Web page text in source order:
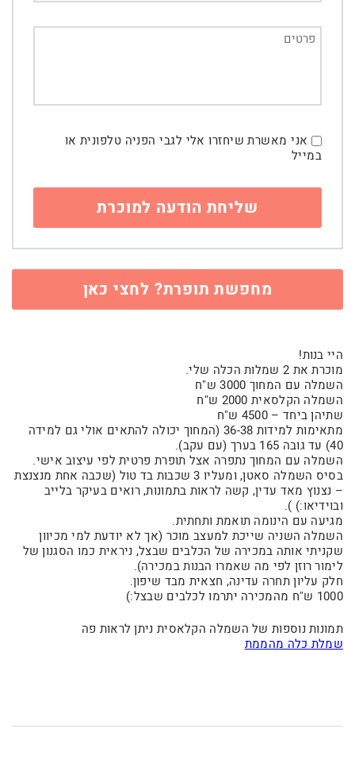
אני מאשרת שיחזרו אלי לגבי הפניה טלפונית או
במייל
מחפשת תופרת? לחצי כאן
היי בנות!
מוכרת את 2 שמלות הכלה שלי.
השמלה עם המחוך 3000 ש"ח
השמלה הקלסאית 2000 ש"ח
שתיהן ביחד – 4500 ש"ח
מתאימות למידות 36-38 (המחוך יכולה להתאים אולי גם למידה
40) עד גובה 165 בערך (עם עקב).
השמלה עם המחוך נתפרה אצל תופרת פרטית לפי עיצוב אישי.
בסיס השמלה סאטן, ומעליו 3 שכבות בד טול (שכבה אחת מנצנצת
– נצנוץ מאד עדין, קשה לראות בתמונות, רואים בעיקר בלייב
ובוידיאו:) ).
מגיעה עם הינומה תואמת ותחתית.
השמלה השניה שייכת למעצב מוכר (אך לא יודעת למי מכיוון
שקניתי אותה במכירה של הכלבים שבצל, ניראית כמו הסגנון של
לימור רוזן לפי מה שאמרו הבנות במכירה).
חלק עליון תחרה עדינה, חצאית מבד שיפון.
1000 ש"ח מהמכירה יתרמו לכלבים שבצל:)
תמונות נוספות של השמלה הקלאסית ניתן לראות פה
שמלת כלה מהממת